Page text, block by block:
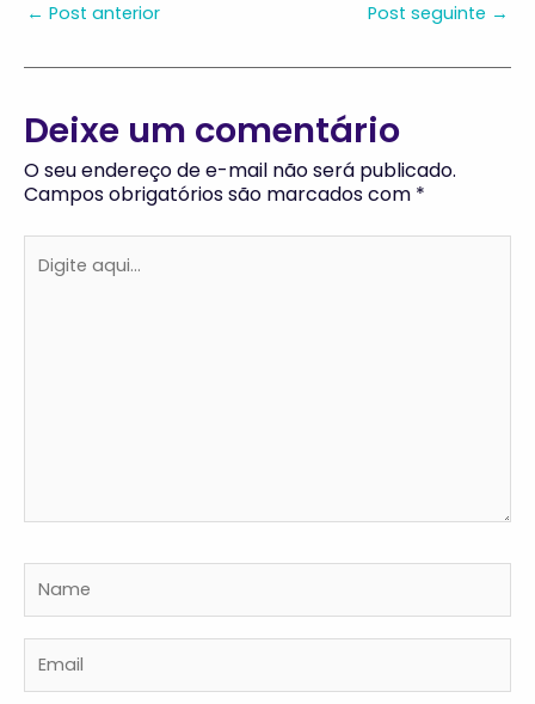
← Post anterior Post seguinte →
Deixe um comentário
O seu endereço de e-mail não será publicado.
Campos obrigatórios são marcados com *
Digite
aqui...
Name
Email